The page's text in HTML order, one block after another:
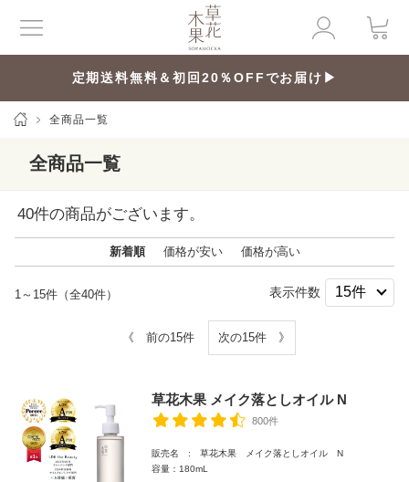
定期送料無料＆初回20％OFFでお届け▶
全商品一覧
全商品一覧
40件の商品がございます。
新着順 価格が安い 価格が高い
1～15件（全40件） 表示件数
《 前の15件 次の15件 》
草花木果 メイク落としオイル N
800件
販売名 : 草花木果 メイク落としオイル N
容量：180mL